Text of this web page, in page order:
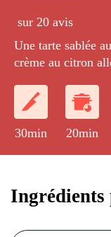
sur 20 avis
Une tarte sablée
crème au citron
30min 20min
Ingrédients